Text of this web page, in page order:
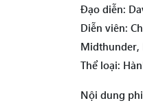
Đạo diễn:
Diễn viên:
Midthunder,
Thể loại:
Nội dung